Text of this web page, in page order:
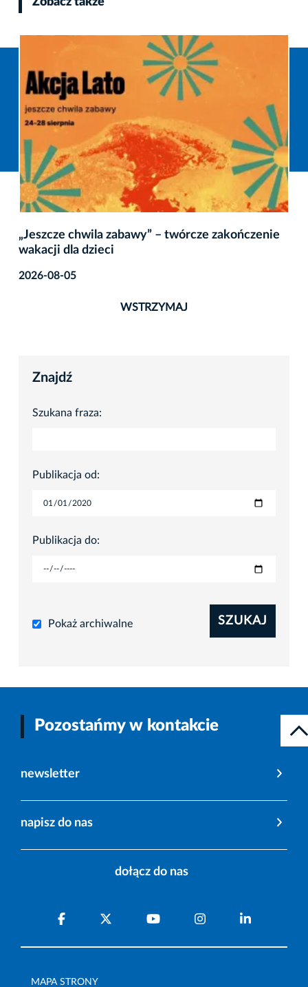
Małopolski Festiwal Komiksu wraca do
WSTRZYMAJ
Znajdź
Szukana fraza:
Publikacja od:
Publikacja do:
Pokaż archiwalne SZUKAJ
Pozostańmy w kontakcie
newsletter
napisz do nas
dołącz do nas
MAPA STRONY